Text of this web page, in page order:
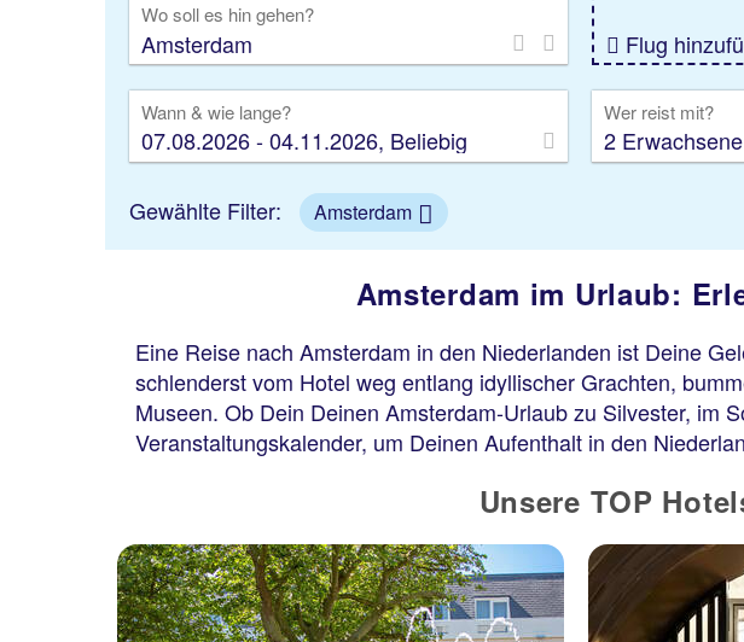
Wo soll es hin gehen?
Flug
Wann & wie lange?
07.08.2026 - 04.11.2026, Beliebig
Wer reist mit?
2 Erwachsene
Gewählte Filter: Amsterdam
Amsterdam im Urlaub:
Eine Reise nach Amsterdam in den Niederlanden ist Deine
schlenderst vom Hotel weg entlang idyllischer Grachten,
Museen. Ob Dein Deinen Amsterdam-Urlaub zu Silvester, im
Veranstaltungskalender, um Deinen Aufenthalt in den
Unsere TOP